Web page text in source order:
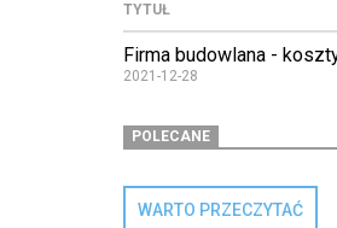
TYTUŁ
Firma budowlana -
2021-12-28
POLECANE
WARTO PRZECZYTAĆ